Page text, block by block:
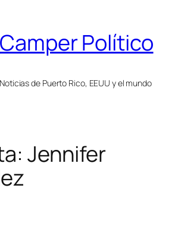
Camper Político
Noticias de Puerto Rico, EEUU y el mundo
Jennifer